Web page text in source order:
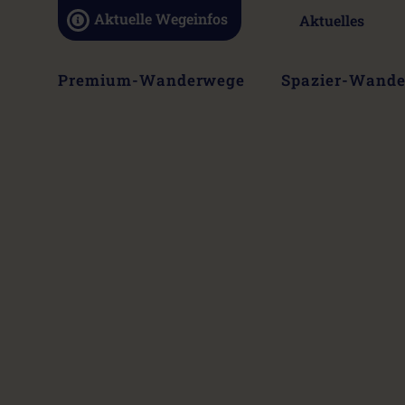
Navigation
überspringen
Aktuelle Wegeinfos Aktuelles
Navigation
Premium-Wanderwege Spazier-